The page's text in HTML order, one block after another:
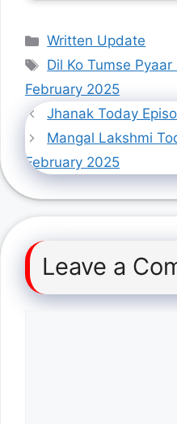
Categories
Written Update
Tags
Dil Ko Tumse
February 2025
Jhanak Today
Mangal Lakshmi
February 2025
Leave a